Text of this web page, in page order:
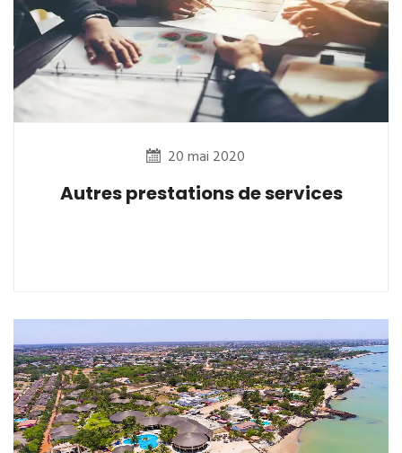
20 mai 2020
Autres prestations de services